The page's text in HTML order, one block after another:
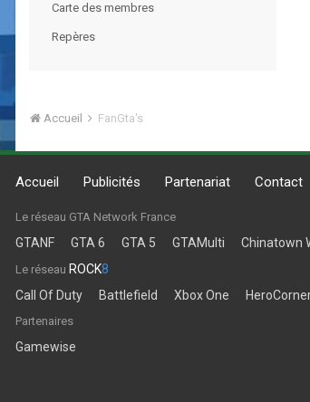
Carte des membres
Repères
Accueil FanGta's
Accueil Publicités Partenariat Contact
Le réseau GTA Network France
GTANF GTA 6 GTA 5 GTAMulti Chinatown
Le réseau ROCK8
Call Of Duty
Battlefield Xbox One
Partenaires
Gamewise